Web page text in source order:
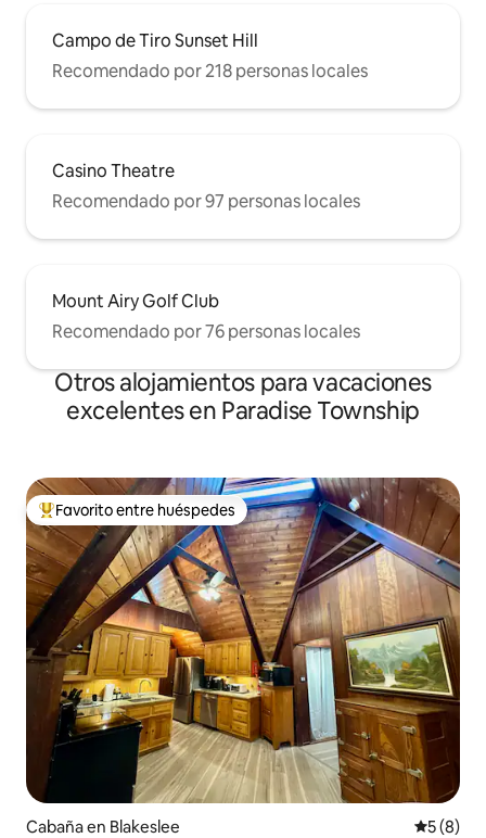
Campo de Tiro Sunset Hill
Recomendado por 218 personas locales
Casino Theatre
Recomendado por 97 personas locales
Mount Airy Golf Club
Recomendado por 76 personas locales
Otros alojamientos para vacaciones
excelentes en Paradise Township
Favorito entre huéspedes preferido
Favorito entre huéspedes
Cabaña en Blakeslee 5 (8)